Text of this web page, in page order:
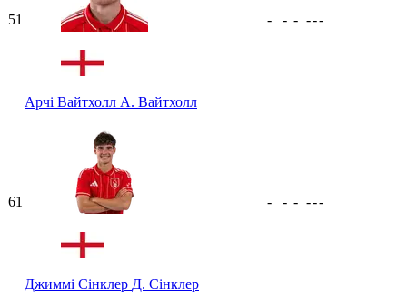
51
Арчі Вайтхолл А. Вайтхолл
- - - ---
61
Джиммі Сінклер Д. Сінклер
- - - ---